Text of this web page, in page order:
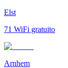
Elst
71 WiFi gratuito
Arnhem